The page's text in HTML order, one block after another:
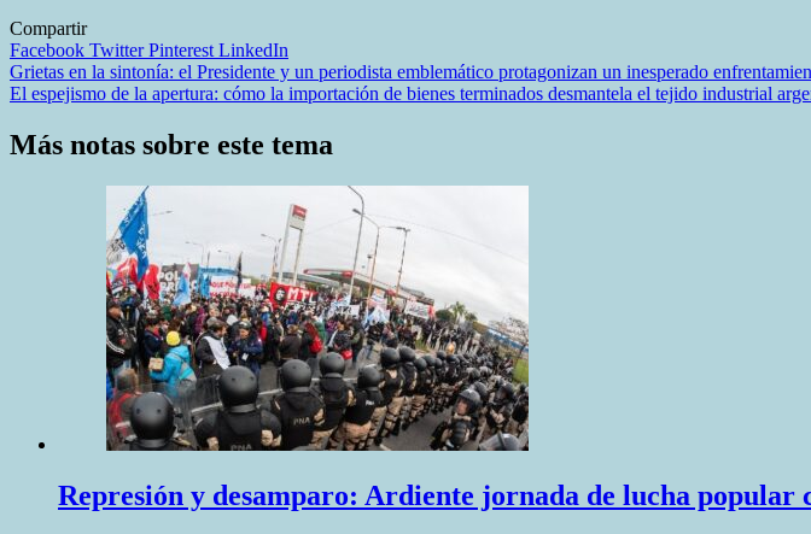
Compartir
Facebook TwitterPinterest LinkedIn
Navegación
de
entradas
Grietas en la sintonía: el Presidente y un periodista emblemático protagonizan un inesperado
El espejismo de la apertura: cómo la importación de bienes terminados desmantela el tejido industrial
Más notas sobre este tema
Represión y desamparo: Ardiente jornada de lucha